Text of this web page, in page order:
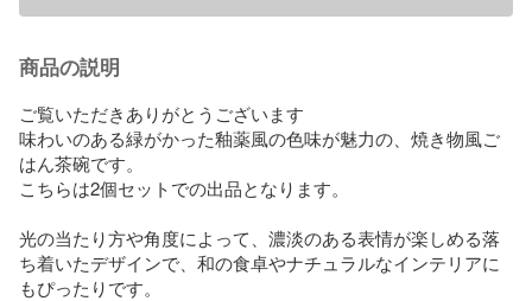
商品の説明
ご覧いただきありがとうございます
味わいのある緑がかった釉薬風の色味が魅力の、焼き物風ご
はん茶碗です。
こちらは2個セットでの出品となります。
光の当たり方や角度によって、濃淡のある表情が楽しめる落
ち着いたデザインで、和の食卓やナチュラルなインテリアに
もぴったりです。